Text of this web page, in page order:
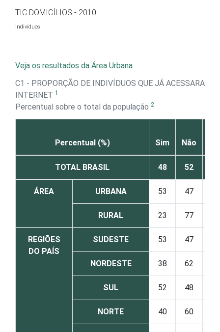
Ir para o conteúdo
TIC DOMICÍLIOS - 2010
Indivíduos
Veja os resultados da Área Urbana
C1 - PROPORÇÃO DE INDIVÍDUOS QUE JÁ ACESSARAM A
INTERNET 1
Percentual sobre o total da população 2
Percentual (%) Sim Não
TOTAL BRASIL 48 52
ÁREA URBANA 53 47
RURAL 23 77
REGIÕES
DO PAÍS
SUDESTE 53 47
NORDESTE 38 62
SUL 52 48
NORTE 40 60